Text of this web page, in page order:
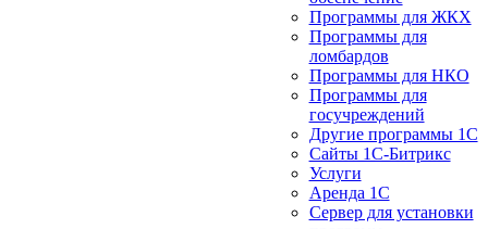
Программы для ЖКХ
Программы для
ломбардов
Программы для НКО
Программы для
госучреждений
Другие программы 1С
Сайты 1С-Битрикс
Услуги
Аренда 1С
Сервер для установки